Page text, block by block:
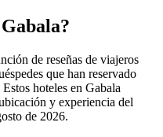
de reseñas de viajeros
que han reservado
hoteles en Gabala
y experiencia del
de 2026.